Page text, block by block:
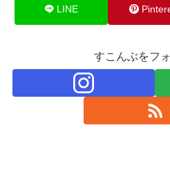
LINE
すこんぶをフ